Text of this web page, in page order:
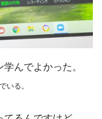
んでよかった。
いる。